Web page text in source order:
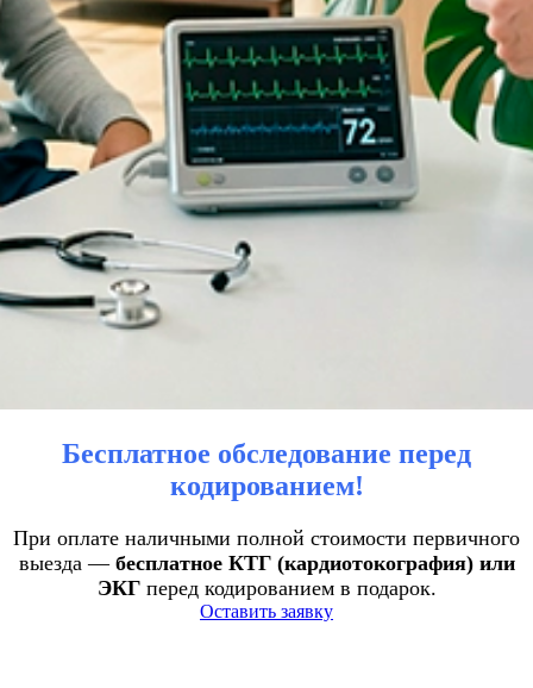
Бесплатное обследование перед
кодированием!
При оплате наличными полной стоимости первичного
выезда — бесплатное КТГ (кардиотокография) или
ЭКГперед кодированием в подарок.
Оставить заявку